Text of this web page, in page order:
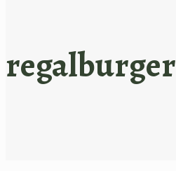
regalburger